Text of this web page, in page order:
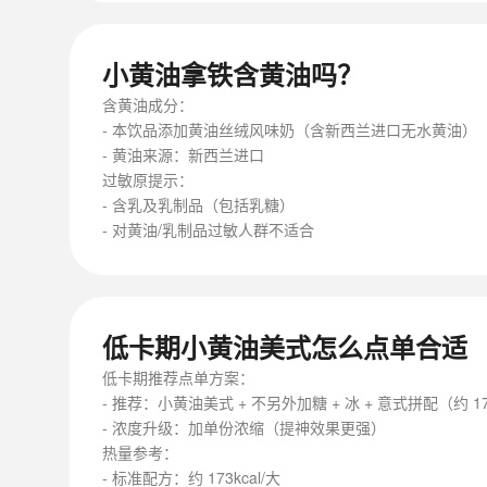
小黄油拿铁含黄油吗？
含黄油成分：
- 本饮品添加黄油丝绒风味奶（含新西兰进口无水黄油）
- 黄油来源：新西兰进口
过敏原提示：
- 含乳及乳制品（包括乳糖）
- 对黄油/乳制品过敏人群不适合
低卡期小黄油美式怎么点单合适
低卡期推荐点单方案：
- 推荐：小黄油美式 + 不另外加糖 + 冰 + 意式拼配（约
- 浓度升级：加单份浓缩（提神效果更强）
热量参考：
- 标准配方：约 173kcal/大